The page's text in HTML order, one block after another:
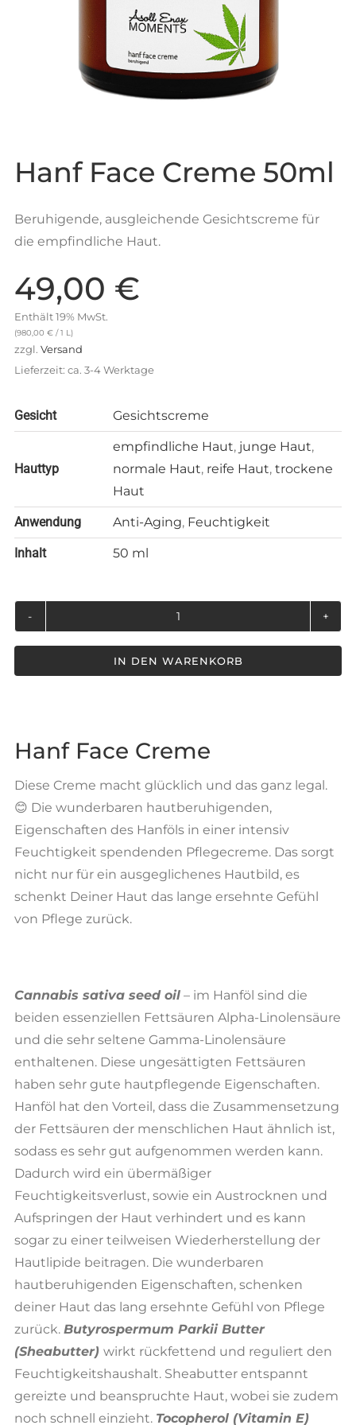
Hanf Face Creme 50ml
Beruhigende, ausgleichende Gesichtscreme für
die empfindliche Haut.
49,00 €
Enthält 19% MwSt.
(980,00 € / 1 L)
zzgl. Versand
Lieferzeit: ca. 3-4 Werktage
Gesicht Gesichtscreme
Hauttyp
empfindliche Haut, junge Haut,
normale Haut, reife Haut, trockene
Haut
Anwendung Anti-Aging, Feuchtigkeit
Inhalt 50 ml
Hanf
Face
Creme
IN DEN WARENKORB
Hanf Face Creme
Diese Creme macht glücklich und das ganz legal.
😊 Die wunderbaren hautberuhigenden,
Eigenschaften des Hanföls in einer intensiv
Feuchtigkeit spendenden Pflegecreme. Das sorgt
nicht nur für ein ausgeglichenes Hautbild, es
schenkt Deiner Haut das lange ersehnte Gefühl
von Pflege zurück.
Cannabis sativa seed oil– im Hanföl sind die
beiden essenziellen Fettsäuren Alpha-Linolensäure
und die sehr seltene Gamma-Linolensäure
enthaltenen. Diese ungesättigten Fettsäuren
haben sehr gute hautpflegende Eigenschaften.
Hanföl hat den Vorteil, dass die Zusammensetzung
der Fettsäuren der menschlichen Haut ähnlich ist,
sodass es sehr gut aufgenommen werden kann.
Dadurch wird ein übermäßiger
Feuchtigkeitsverlust, sowie ein Austrocknen und
Aufspringen der Haut verhindert und es kann
sogar zu einer teilweisen Wiederherstellung der
Hautlipide beitragen. Die wunderbaren
hautberuhigenden Eigenschaften, schenken
deiner Haut das lang ersehnte Gefühl von Pflege
zurück. Butyrospermum Parkii Butter
(Sheabutter) wirkt rückfettend und reguliert den
Feuchtigkeitshaushalt. Sheabutter entspannt
gereizte und beanspruchte Haut, wobei sie zudem
noch schnell einzieht. Tocopherol (Vitamin E)